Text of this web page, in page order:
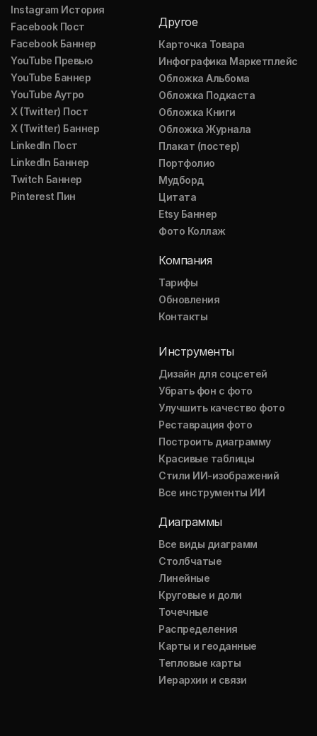
Instagram История
Facebook Пост
Facebook Баннер
YouTube Превью
YouTube Баннер
YouTube Аутро
X (Twitter) Пост
X (Twitter) Баннер
LinkedIn Пост
LinkedIn Баннер
Twitch Баннер
Pinterest Пин
Другое
Карточка Товара
Инфографика Маркетплейс
Обложка Альбома
Обложка Подкаста
Обложка Книги
Обложка Журнала
Плакат (постер)
Портфолио
Мудборд
Цитата
Etsy Баннер
Фото Коллаж
Компания
Тарифы
Обновления
Контакты
Инструменты
Дизайн для соцсетей
Убрать фон с фото
Улучшить качество фото
Реставрация фото
Построить диаграмму
Красивые таблицы
Стили ИИ-изображений
Все инструменты ИИ
Диаграммы
Все виды диаграмм
Столбчатые
Линейные
Круговые и доли
Точечные
Распределения
Карты и геоданные
Тепловые карты
Иерархии и связи